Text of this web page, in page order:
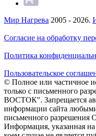
Мир Нагрева 2005 - 2026.
Согласие на обработку
Политика
Пользовательское
© Полное или частичное
только с письменного
ВОСТОК". Запрещается
информации сайта
письменного
Информация, указанная на